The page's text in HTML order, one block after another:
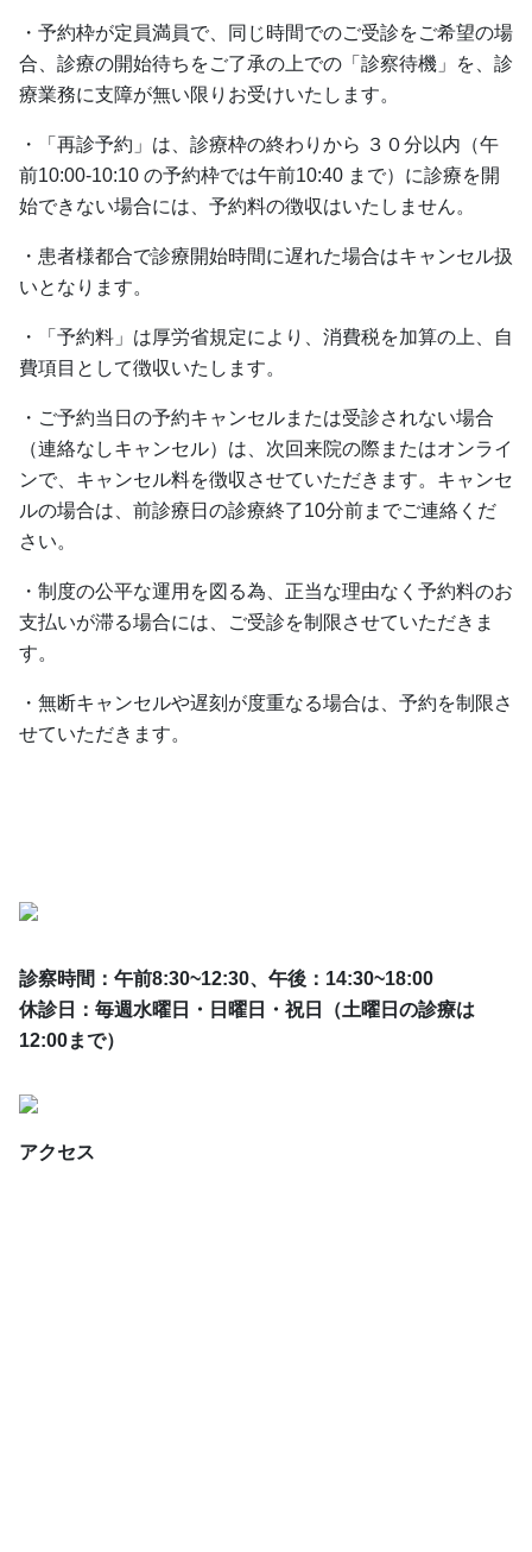
・予約枠が定員満員で、同じ時間でのご受診をご希望の場
合、診療の開始待ちをご了承の上での「診察待機」を、診
療業務に支障が無い限りお受けいたします。
・「再診予約」は、診療枠の終わりから ３０分以内（午
前10:00-10:10 の予約枠では午前10:40 まで）に診療を開
始できない場合には、予約料の徴収はいたしません。
・患者様都合で診療開始時間に遅れた場合はキャンセル扱
いとなります。
・「予約料」は厚労省規定により、消費税を加算の上、自
費項目として徴収いたします。
・ご予約当日の予約キャンセルまたは受診されない場合
（連絡なしキャンセル）は、次回来院の際またはオンライ
ンで、キャンセル料を徴収させていただきます。キャンセ
ルの場合は、前診療日の診療終了10分前までご連絡くだ
さい。
・制度の公平な運用を図る為、正当な理由なく予約料のお
支払いが滞る場合には、ご受診を制限させていただきま
す。
・無断キャンセルや遅刻が度重なる場合は、予約を制限さ
せていただきます。
診察時間：午前8:30~12:30、午後：14:30~18:00
休診日：毎週水曜日・⽇曜⽇・祝日（⼟曜⽇の診療は
12:00まで）
アクセス